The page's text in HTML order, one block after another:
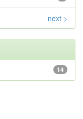
next >
14